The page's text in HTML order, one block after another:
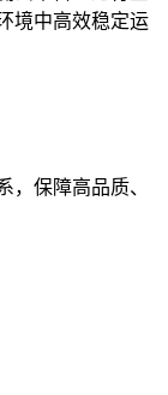
境中高效稳定运
，保障高品质、